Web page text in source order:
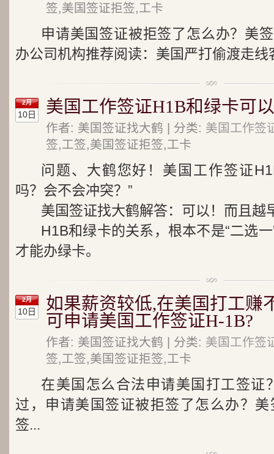
签,美国签证拒签,工卡
申请美国签证被拒签了怎么办？美
办公司机构推荐阅读：美国严打偷渡走
2月
10日 美国工作签证H1B和绿卡可
作者: 美国签证找大鹤 | 分类: 美国工作签
签,工签,美国签证拒签,工卡
问题、大鹤您好！美国工作签证
吗？会不会冲突？”
美国签证找大鹤解答：可以！而且越
H1B和绿卡的关系，根本不是“二选
才能办绿卡。
2月
10日
如果薪资较低,在美国打工赚
可申请美国工作签证H-1B?
作者: 美国签证找大鹤 | 分类: 美国工作签
签,工签,美国签证拒签,工卡
在美国怎么合法申请美国打工签证
过，申请美国签证被拒签了怎么办？
签...